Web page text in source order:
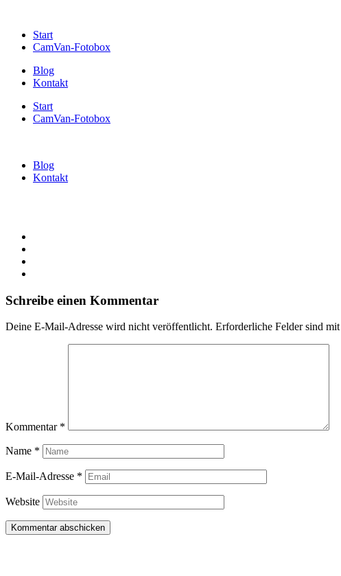
Start
CamVan-Fotobox
Blog
Kontakt
Start
CamVan-Fotobox
Blog
Kontakt
Schreibe einen Kommentar
Deine E-Mail-Adresse wird nicht veröffentlicht. Erforderliche Felder sind mit
Kommentar *
Name *
E-Mail-Adresse *
Website